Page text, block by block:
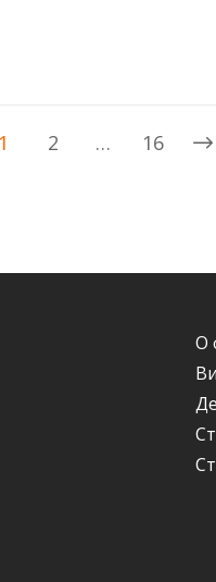
1 2 … 16
О